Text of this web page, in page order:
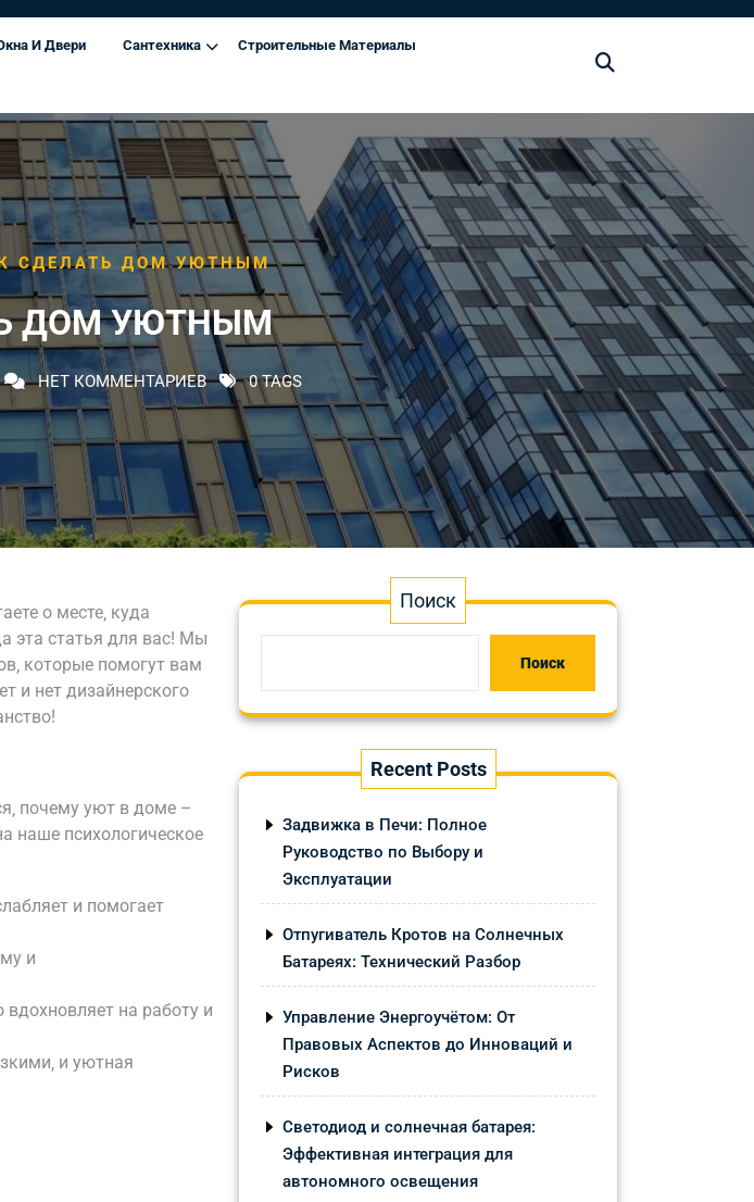
И Двери Сантехника Строительные Материалы
СДЕЛАТЬ ДОМ УЮТНЫМ
ДОМ УЮТНЫМ
НЕТ КОММЕНТАРИЕВ 0 TAGS
о месте‚ куда
эта статья для вас! Мы
которые помогут вам
и нет дизайнерского
почему уют в доме –
наше психологическое
и помогает
и
на работу и
и уютная
Поиск
Поиск
Recent Posts
Задвижка в Печи: Полное
Руководство по Выбору и
Эксплуатации
Отпугиватель Кротов на Солнечных
Батареях: Технический Разбор
Управление Энергоучётом: От
Правовых Аспектов до Инноваций и
Рисков
Светодиод и солнечная батарея:
Эффективная интеграция для
автономного освещения